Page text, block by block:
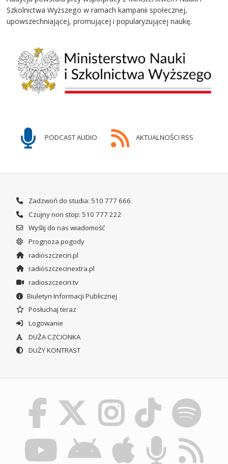
Szkolnictwa Wyższego w ramach kampanii społecznej,
upowszechniającej, promującej i popularyzującej naukę.
PODCAST AUDIO AKTUALNOŚCI RSS
Zadzwoń do studia: 510 777 666
Czujny non stop: 510 777 222
Wyślij do nas wiadomość
Prognoza pogody
radioszczecin.pl
radioszczecinextra.pl
radioszczecin.tv
Biuletyn Informacji Publicznej
Posłuchaj teraz
Logowanie
DUŻA CZCIONKA
DUŻY KONTRAST